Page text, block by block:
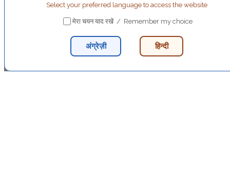
Select your preferred language to access the website
मेरा चयन याद रखें / Remember my choice
अंग्रेज़ी हिन्दी